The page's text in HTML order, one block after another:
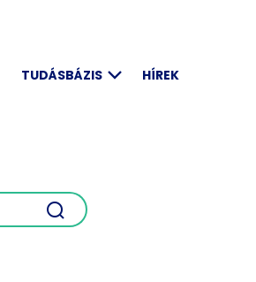
TUDÁSBÁZIS HÍREK